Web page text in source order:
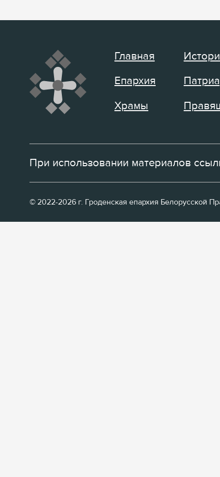
Главная
Епархия
Храмы
При использовании материалов
© 2022-2026 г. Гроденская епархия Белорусской